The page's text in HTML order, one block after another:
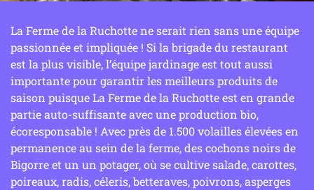
La Ferme de la Ruchotte ne serait rien sans une équipe
passionnée et impliquée ! Si la brigade du restaurant
est la plus visible, l’équipe jardinage est tout aussi
importante pour garantir les meilleurs produits de
saison puisque La Ferme de la Ruchotte est en grande
partie auto-suffisante avec une production bio,
écoresponsable ! Avec près de 1.500 volailles élevées en
permanence au sein de la ferme, des cochons noirs de
Bigorre et un un potager, où se cultive salade, carottes,
poireaux, radis, céleris, betteraves, poivrons, asperges